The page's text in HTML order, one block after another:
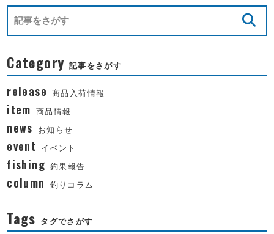
Category 記事をさがす
release 商品入荷情報
item 商品情報
news お知らせ
event イベント
fishing 釣果報告
column 釣りコラム
Tags タグでさがす